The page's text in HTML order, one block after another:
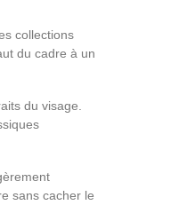
collections
du cadre à un
du visage.
sans cacher le